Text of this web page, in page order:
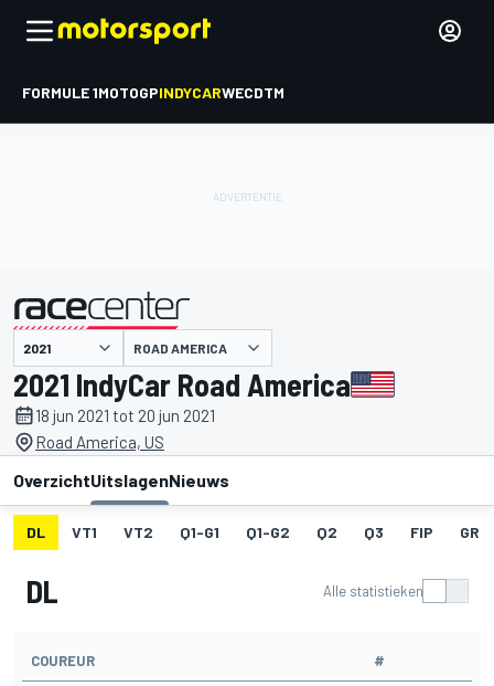
FORMULE 1MOTOGPINDYCARWECDTM
gepresenteerd door ROAD AMERICA
2021 IndyCar Road America
18 jun 2021 tot 20 jun 2021
Road America, US
OverzichtUitslagenNieuws
DL VT1 VT2 Q1-G1 Q1-G2 Q2 Q3 FIP GRID
DL Alle statistieken
COUREUR #